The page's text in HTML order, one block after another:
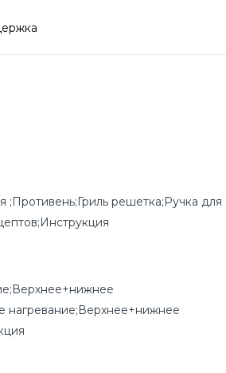
;Противень;Гриль решетка;Ручка для
нагревание;Верхнее+нижнее